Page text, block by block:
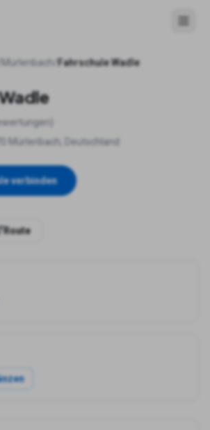
Mürlenbach Fahrschule Wadle
Mürlenbach, Deutschland
verbinden
Route